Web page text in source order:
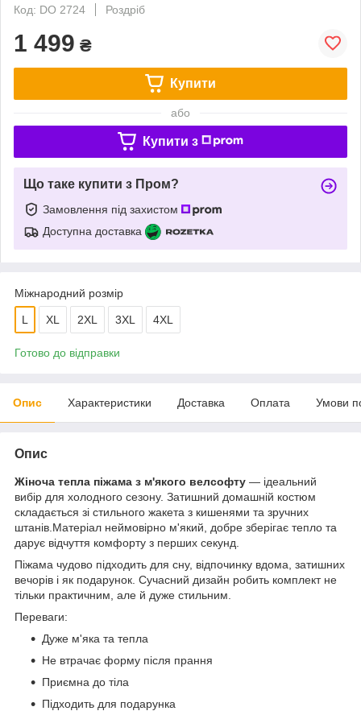
Код: DO 2724
Роздріб
1 499 ₴
Купити
або
Купити з
Що таке купити з Пром?
Замовлення під захистом
Доступна доставка
Міжнародний розмір
L XL 2XL 3XL 4XL
Готово до відправки
Опис Характеристики Доставка Оплата Умови
Опис
Жіноча тепла піжама з м'якого велсофту — ідеальний
вибір для холодного сезону. Затишний домашній костюм
складається зі стильного жакета з кишенями та зручних
штанів.Матеріал неймовірно м'який, добре зберігає тепло та
дарує відчуття комфорту з перших секунд.
Піжама чудово підходить для сну, відпочинку вдома, затишних
вечорів і як подарунок. Сучасний дизайн робить комплект не
тільки практичним, але й дуже стильним.
Переваги:
Дуже м'яка та тепла
Не втрачає форму після прання
Приємна до тіла
Підходить для подарунка